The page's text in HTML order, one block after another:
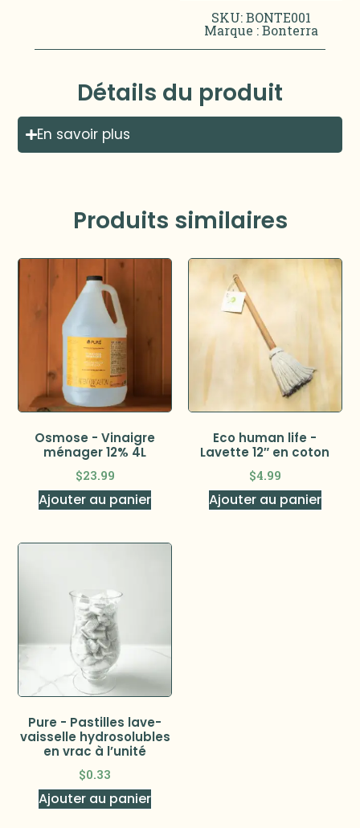
SKU: BONTE001
Marque :Bonterra
Détails du produit
En savoir plus
Produits similaires
Osmose - Vinaigre
ménager 12% 4L
$23.99
Ajouter au panier
Eco human life -
Lavette 12″ en coton
$4.99
Ajouter au panier
Pure - Pastilles lave-
vaisselle hydrosolubles
en vrac à l’unité
$0.33
Ajouter au panier